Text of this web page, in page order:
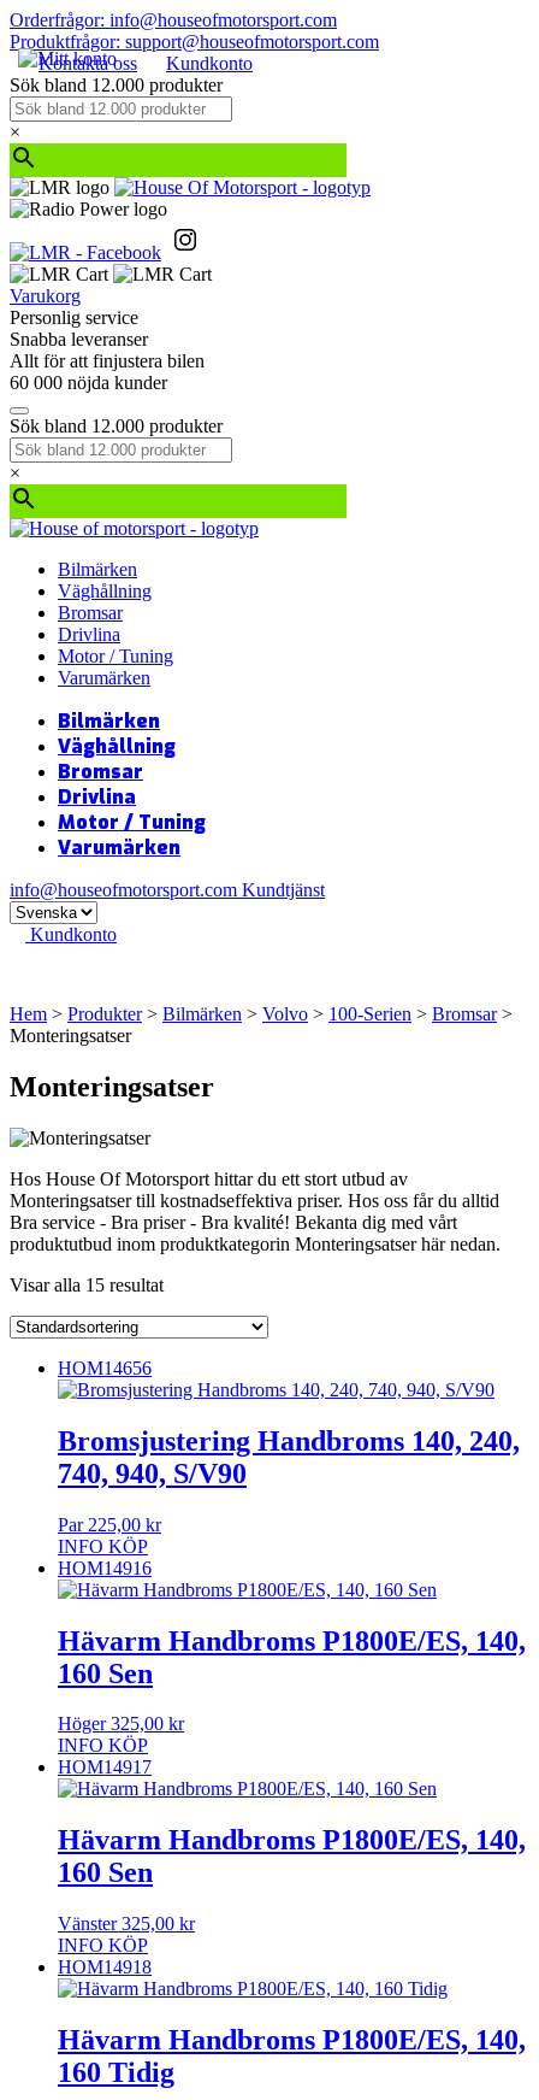
Orderfrågor: info@houseofmotorsport.com
Produktfrågor: support@houseofmotorsport.com
Kontakta oss
Kundkonto
Sök bland 12.000 produkter
×
Varukorg
Personlig service
Snabba leveranser
Allt för att finjustera bilen
60 000 nöjda kunder
Sök bland 12.000 produkter
×
Bilmärken
Väghållning
Bromsar
Drivlina
Motor / Tuning
Varumärken
Bilmärken
Väghållning
Bromsar
Drivlina
Motor / Tuning
Varumärken
info@houseofmotorsport.com Kundtjänst
Kundkonto
Hem > Produkter> Bilmärken > Volvo > 100-Serien > Bromsar>
Monteringsatser
Monteringsatser
Hos House Of Motorsport hittar du ett stort utbud av
Monteringsatser till kostnadseffektiva priser. Hos oss får du alltid
Bra service - Bra priser - Bra kvalité! Bekanta dig med vårt
produktutbud inom produktkategorin Monteringsatser här nedan.
Visar alla 15 resultat
HOM14656
Bromsjustering Handbroms 140, 240,
740, 940, S/V90
Par 225,00 kr
INFO KÖP
HOM14916
Hävarm Handbroms P1800E/ES, 140,
160 Sen
Höger 325,00 kr
INFO KÖP
HOM14917
Hävarm Handbroms P1800E/ES, 140,
160 Sen
Vänster 325,00 kr
INFO KÖP
HOM14918
Hävarm Handbroms P1800E/ES, 140,
160 Tidig